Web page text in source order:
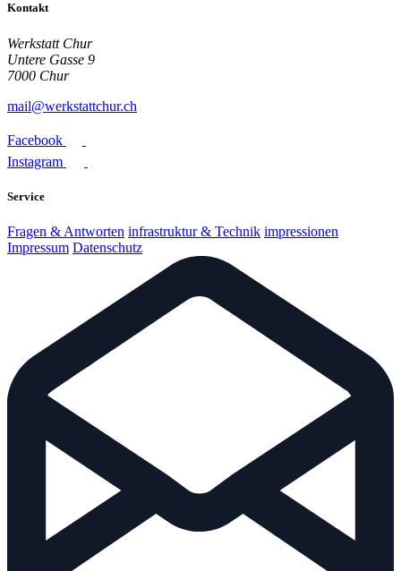
Kontakt
Werkstatt Chur
Untere Gasse 9
7000 Chur
mail@werkstattchur.ch
Facebook
Instagram
Service
Fragen & Antworten infrastruktur & Technik impressionen
Impressum Datenschutz